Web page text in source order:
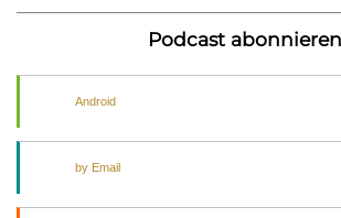
Podcast
Android
by Email